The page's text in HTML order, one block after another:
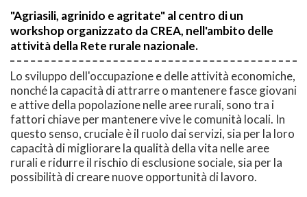
"Agriasili, agrinido e agritate" al centro di un
workshop organizzato da CREA, nell'ambito delle
attività della Rete rurale nazionale.
Lo sviluppo dell'occupazione e delle attività economiche,
nonché la capacità di attrarre o mantenere fasce giovani
e attive della popolazione nelle aree rurali, sono tra i
fattori chiave per mantenere vive le comunità locali. In
questo senso, cruciale è il ruolo dai servizi, sia per la loro
capacità di migliorare la qualità della vita nelle aree
rurali e ridurre il rischio di esclusione sociale, sia per la
possibilità di creare nuove opportunità di lavoro.